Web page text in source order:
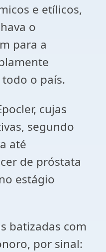
e etílicos,
o
para a
o país.
cujas
segundo
até
de próstata
estágio
batizadas com
por sinal: